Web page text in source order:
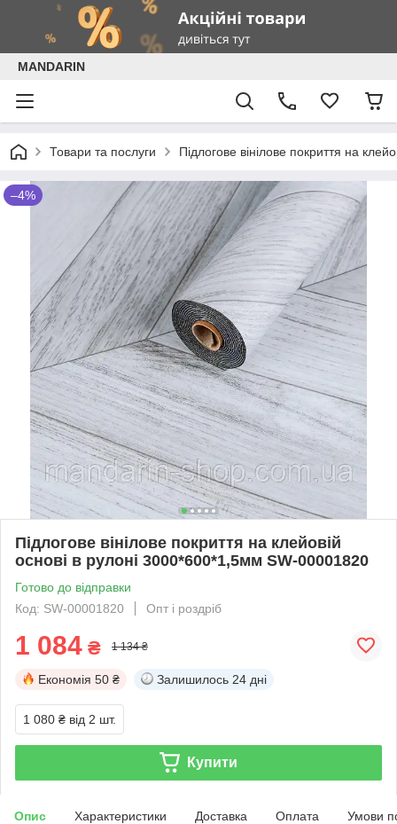
MANDARIN
Товари та послуги Підлогове вінілове покриття на
–4%
Підлогове вінілове покриття на клейовій
основі в рулоні 3000*600*1,5мм SW-00001820
Готово до відправки
Код: SW-00001820
Опт і роздріб
1 084 ₴ 1 134 ₴
Економія 50 ₴ Залишилось 24 дні
1 080 ₴ від 2 шт.
Купити
Опис Характеристики Доставка Оплата Умови